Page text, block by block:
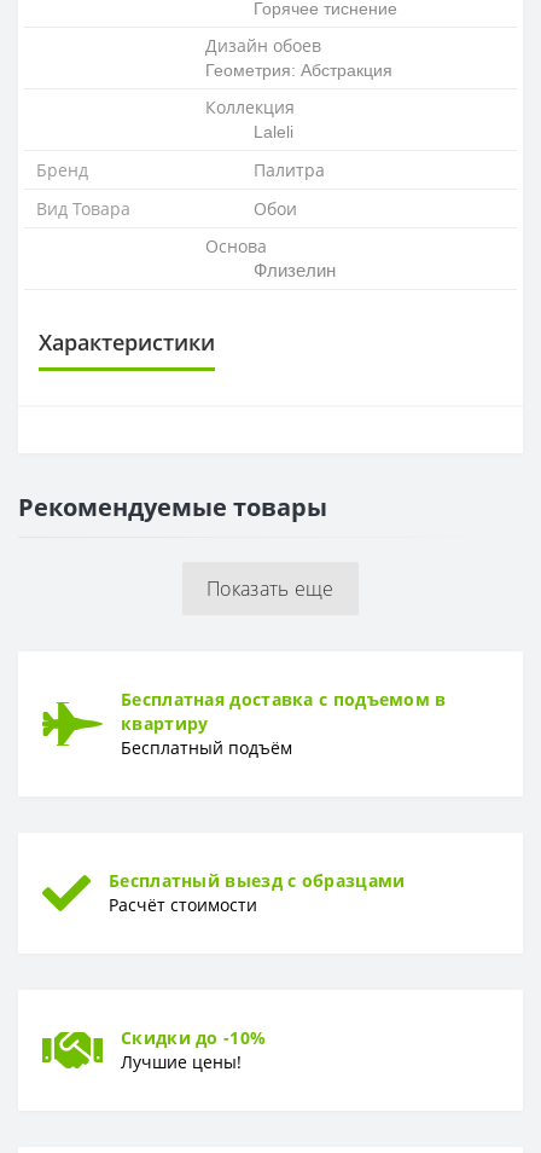
Горячее тиснение
Дизайн обоев
Геометрия: Абстракция
Коллекция
Laleli
Бренд
Палитра
Вид Товара
Обои
Основа
Флизелин
Характеристики
РАППОРТ
Тип Горячее тиснение
Рекомендуемые товары
Показать еще
Бесплатная доставка с подъемом в
квартиру
Бесплатный подъём
Бесплатный выезд с образцами
Расчёт стоимости
Скидки до -10%
Лучшие цены!